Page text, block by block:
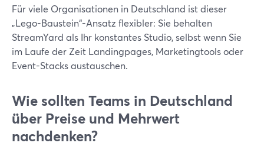
Für viele Organisationen in Deutschland ist dieser
„Lego-Baustein“-Ansatz flexibler: Sie behalten
StreamYard als Ihr konstantes Studio, selbst wenn Sie
im Laufe der Zeit Landingpages, Marketingtools oder
Event-Stacks austauschen.
Wie sollten Teams in Deutschland
über Preise und Mehrwert
nachdenken?